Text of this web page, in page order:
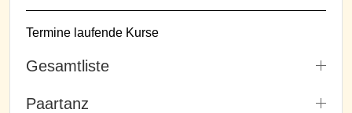
Termine laufende Kurse
Gesamtliste
Paartanz